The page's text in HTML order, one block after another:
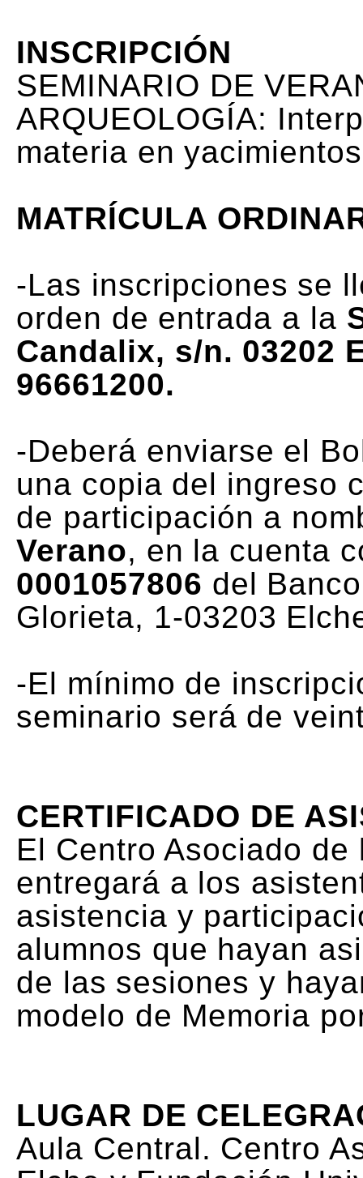
INSCRIPCIÓN
SEMINARIO DE
ARQUEOLOGÍA:
materia en
MATRÍCULA
-Las inscripciones se
orden de entrada a la
Candalix, s/n. 03202
96661200.
-Deberá enviarse el
una copia del ingreso
de participación a
Verano, en la cuenta
0001057806 del
Glorieta, 1-03203
-El mínimo de
seminario será de
CERTIFICADO DE
El Centro Asociado
entregará a los
asistencia y
alumnos que hayan
de las sesiones y
modelo de Memoria
LUGAR DE
Aula Central. Centro